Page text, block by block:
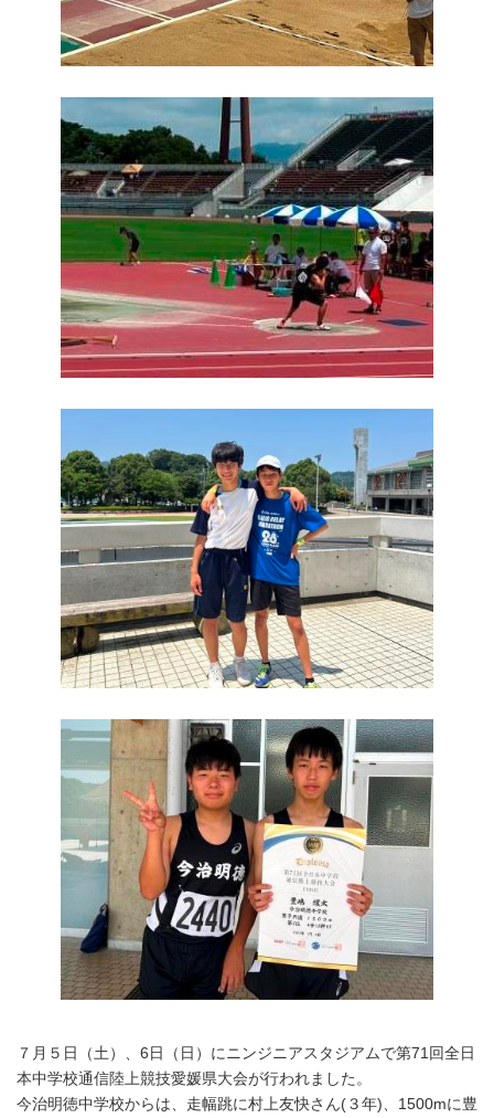
７月５日（土）、6日（日）にニンジニアスタジアムで第71回全日
本中学校通信陸上競技愛媛県大会が行われました。
今治明徳中学校からは、走幅跳に村上友快さん(３年)、1500mに豊